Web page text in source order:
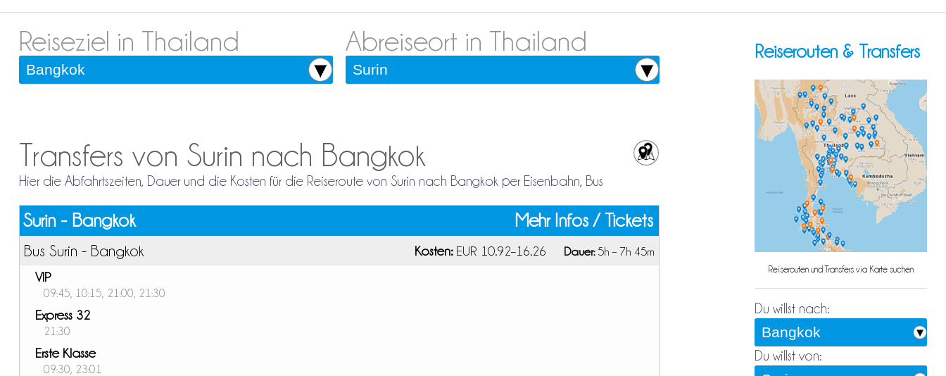
Reiseziel in Thailand Abreiseort in Thailand
Transfers von Surin nach Bangkok
Hier die Abfahrtszeiten, Dauer und die Kosten für die Reiseroute von Surin nach Bangkok per Eisenbahn, Bus
Surin - Bangkok Mehr Infos / Tickets
Bus Surin - Bangkok Kosten:EUR 10.92–16.26 Dauer:5h – 7h 45m
VIP
09:45, 10:15, 21:00, 21:30
Express 32
21:30
Erste Klasse
09:30, 23:01
Reiserouten & Transfers
Reiserouten und Transfers via Karte suchen
Du willst nach:
Du willst von: